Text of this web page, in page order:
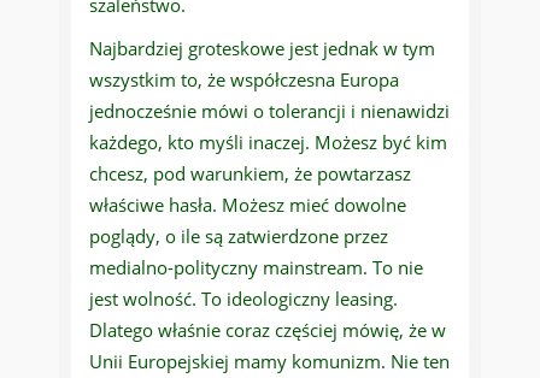
szaleństwo.
Najbardziej groteskowe jest jednak w tym
wszystkim to, że współczesna Europa
jednocześnie mówi o tolerancji i nienawidzi
każdego, kto myśli inaczej. Możesz być kim
chcesz, pod warunkiem, że powtarzasz
właściwe hasła. Możesz mieć dowolne
poglądy, o ile są zatwierdzone przez
medialno-polityczny mainstream. To nie
jest wolność. To ideologiczny leasing.
Dlatego właśnie coraz częściej mówię, że w
Unii Europejskiej mamy komunizm. Nie ten